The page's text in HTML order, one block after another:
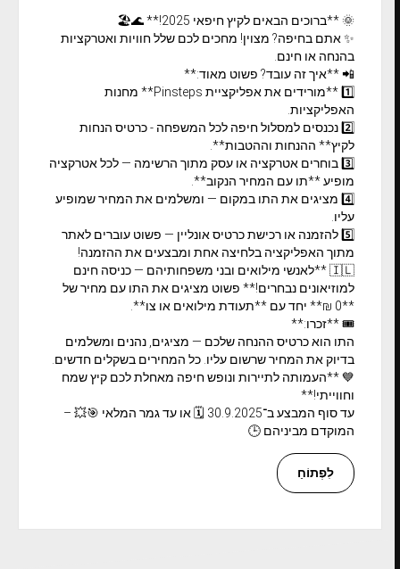
🌞 **ברוכים הבאים לקיץ חיפאי 2025!** 🌊🏖️
✨ אתם בחיפה? מצוין! מחכים לכם שלל חוויות ואטרקציות
בהנחה או חינם.
📲 **איך זה עובד? פשוט מאוד:**
1️⃣ **מורידים את אפליקציית Pinsteps** מחנות
האפליקציות.
2️⃣ נכנסים למסלול חיפה לכל המשפחה - כרטיס הנחות
לקיץ** ההנחות וההטבות**.
3️⃣ בוחרים אטרקציה או עסק מתוך הרשימה — לכל אטרקציה
מופיע **תו עם המחיר הנקוב**.
4️⃣ מציגים את התו במקום — ומשלמים את המחיר שמופיע
עליו.
5️⃣ להזמנה או רכישת כרטיס אונליין — פשוט עוברים לאתר
מתוך האפליקציה בלחיצה אחת ומבצעים את ההזמנה!
🇮🇱 **לאנשי מילואים ובני משפחותיהם — כניסה חינם
למוזיאונים נבחרים!** פשוט מציגים את התו עם מחיר של
**0 ₪** יחד עם **תעודת מילואים או צו**.
🎟️ **זכרו:**
התו הוא כרטיס ההנחה שלכם — מציגים, נהנים ומשלמים
בדיוק את המחיר שרשום עליו. כל המחירים בשקלים חדשים.
💙 **העמותה לתיירות ונופש חיפה מאחלת לכם קיץ שמח
וחווייתי!**
עד סוף המבצע ב־30.9.2025 🗓️ או עד גמר המלאי 🎯💥 –
המוקדם מביניהם 🕒
לִפְתוֹחַ